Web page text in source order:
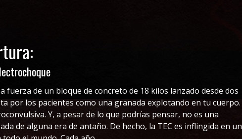
fuerza de un bloque de concreto de 18 kilos lanzado desde dos
por los pacientes como una granada explotando en tu cuerpo.
Y, a pesar de lo que podrías pensar, no es una
de alguna era de antaño. De hecho, la TEC es inflingida en un